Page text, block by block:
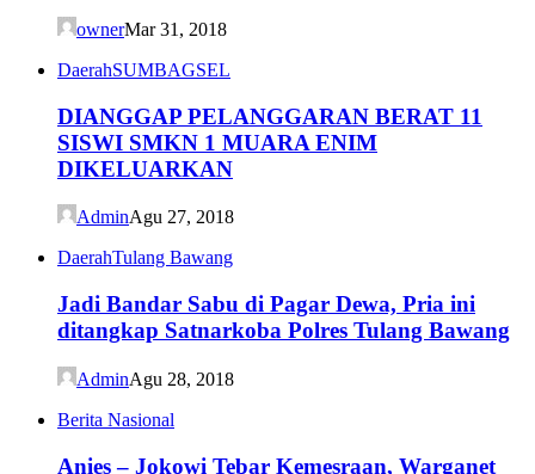
ownerMar 31, 2018
DaerahSUMBAGSEL
DIANGGAP PELANGGARAN BERAT 11
SISWI SMKN 1 MUARA ENIM
DIKELUARKAN
AdminAgu 27, 2018
DaerahTulang Bawang
Jadi Bandar Sabu di Pagar Dewa, Pria ini
ditangkap Satnarkoba Polres Tulang Bawang
AdminAgu 28, 2018
Berita Nasional
Anies – Jokowi Tebar Kemesraan, Warganet